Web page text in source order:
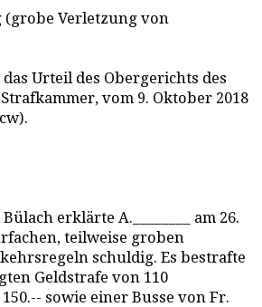
Verletzung von
Urteil des Obergerichts des
vom 9. Oktober 2018
erklärte A.________ am 26.
teilweise groben
schuldig. Es bestrafte
Geldstrafe von 110
sowie einer Busse von Fr.